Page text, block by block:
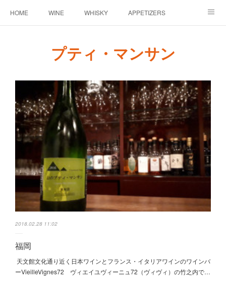
HOME WINE WHISKY APPETIZERS
プティ・マンサン
2018.02.28 11:02
福岡
天文館文化通り近く日本ワインとフランス・イタリアワインのワインバ
ーVieilleVignes72 ヴィエイユヴィーニュ72（ヴィヴィ）の竹之内で…